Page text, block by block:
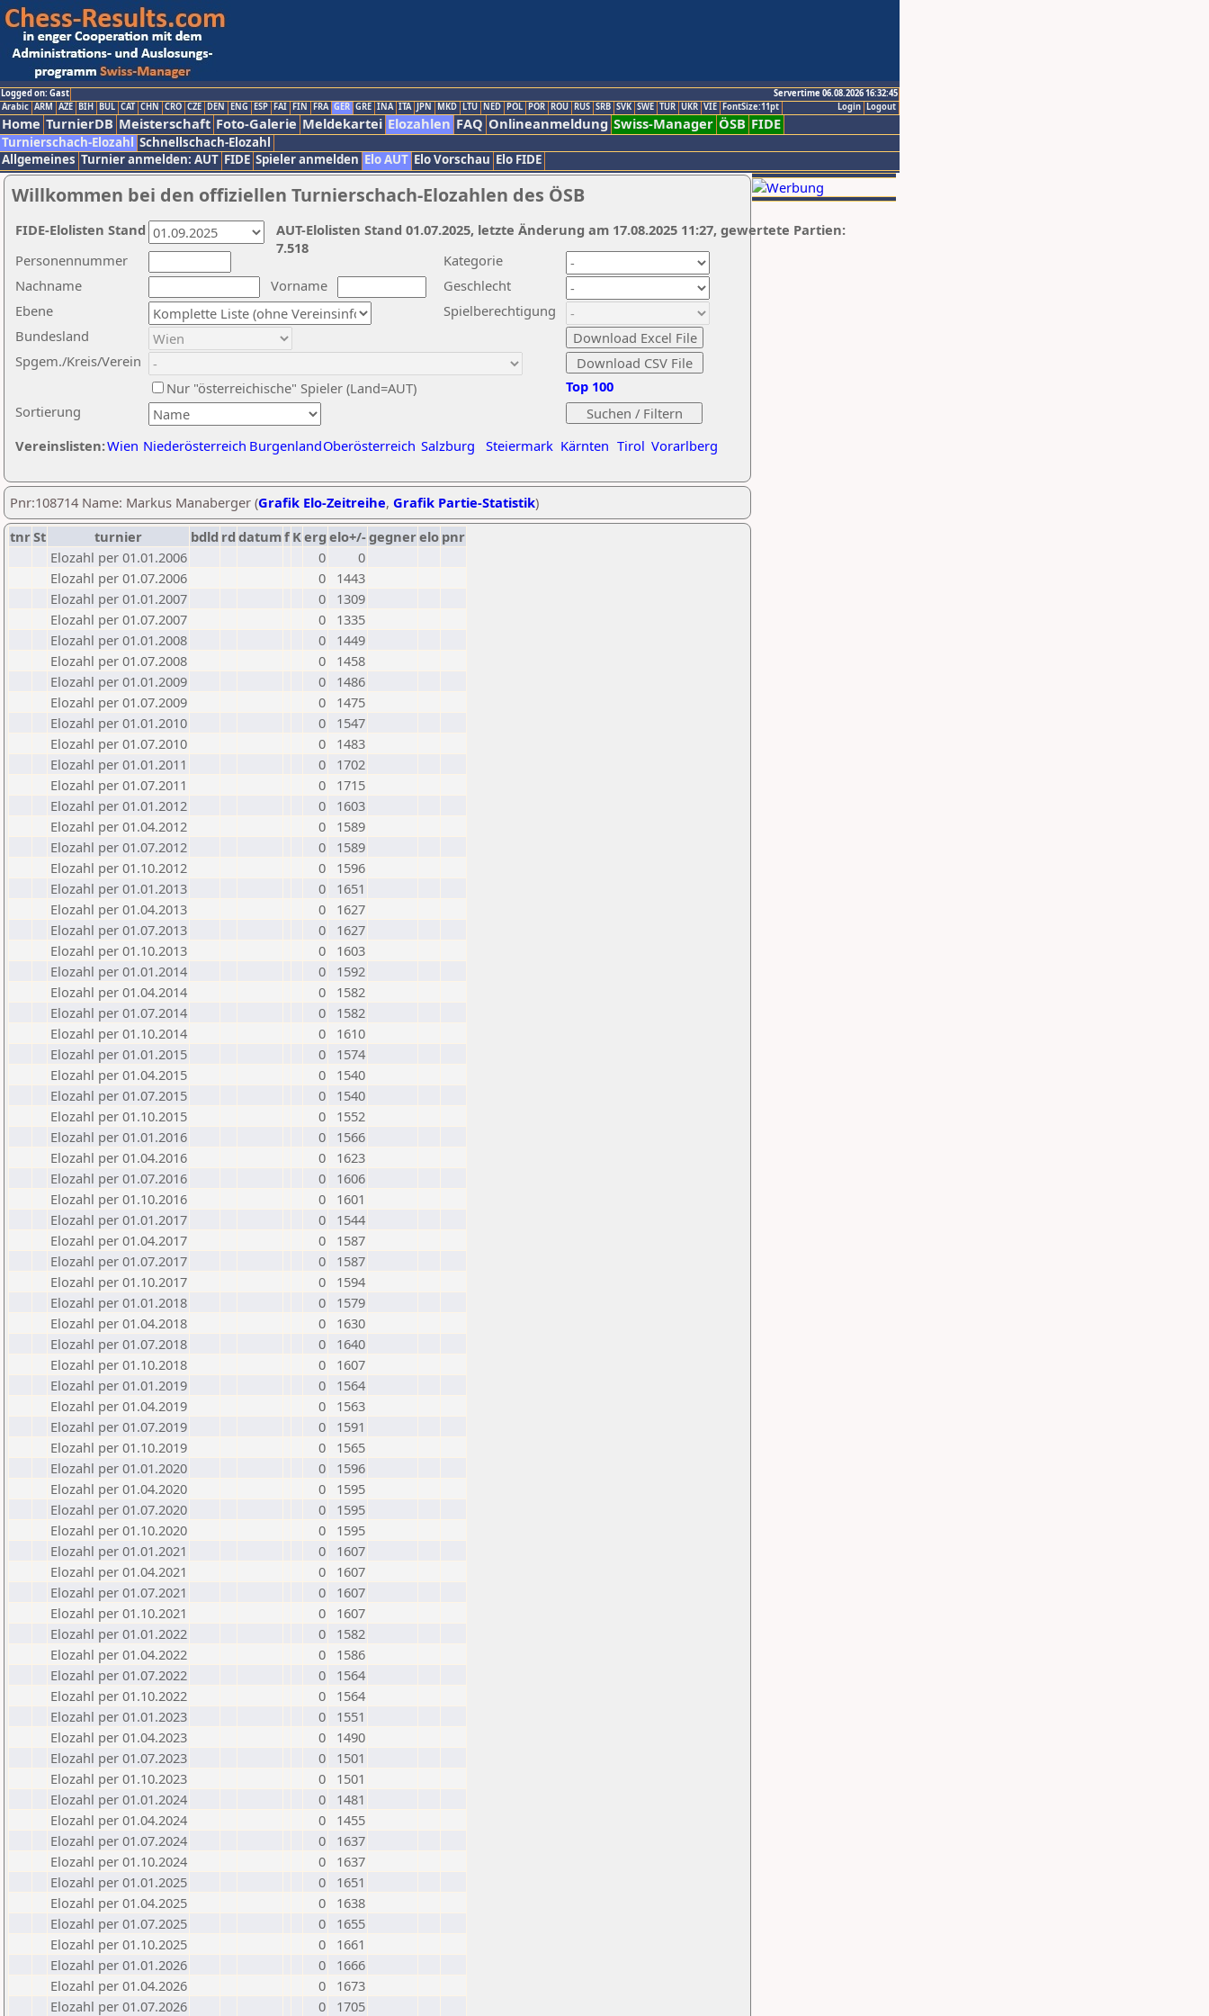
Logged on: Gast
Servertime 06.08.2026 16:32:45
Logout
Login
Arabic ARM AZE BIH BUL CAT CHN CRO CZE DEN ENG ESP FAI FIN FRA GER GRE INA ITA JPN MKD LTU NED POL POR ROU RUS SRB SVK SWE TUR UKR VIE FontSize:11pt
Home TurnierDB Meisterschaft Foto-Galerie Meldekartei Elozahlen FAQ Onlineanmeldung Swiss-Manager ÖSB FIDE
Turnierschach-Elozahl Schnellschach-Elozahl
Allgemeines Turnier anmelden: AUT FIDE Spieler anmelden Elo AUT Elo Vorschau Elo FIDE
Willkommen bei den offiziellen Turnierschach-Elozahlen des ÖSB
Nachname
Vorname
Ebene
Kategorie
Sortierung
Personennummer
Bundesland
Spgem./Kreis/Verein
Geschlecht
Nur "österreichische" Spieler (Land=AUT)
Spielberechtigung
Vereinslisten:Wien Niederösterreich BurgenlandOberösterreich Salzburg Steiermark Kärnten Tirol Vorarlberg
Top 100
AUT-Elolisten Stand 01.07.2025, letzte Änderung am 17.08.2025 11:27, gewertete Partien:
7.518
FIDE-Elolisten Stand
Pnr:108714 Name: Markus Manaberger (Grafik Elo-Zeitreihe, Grafik Partie-Statistik)
tnrSt turnier bdld rd datumf Kerg elo+/-gegnerelo pnr
Elozahl per 01.01.2006
0
0
Elozahl per 01.07.2006
0
1443
Elozahl per 01.01.2007
0
1309
Elozahl per 01.07.2007
0
1335
Elozahl per 01.01.2008
0
1449
Elozahl per 01.07.2008
0
1458
Elozahl per 01.01.2009
0
1486
Elozahl per 01.07.2009
0
1475
Elozahl per 01.01.2010
0
1547
Elozahl per 01.07.2010
0
1483
Elozahl per 01.01.2011
0
1702
Elozahl per 01.07.2011
0
1715
Elozahl per 01.01.2012
0
1603
Elozahl per 01.04.2012
0
1589
Elozahl per 01.07.2012
0
1589
Elozahl per 01.10.2012
0
1596
Elozahl per 01.01.2013
0
1651
Elozahl per 01.04.2013
0
1627
Elozahl per 01.07.2013
0
1627
Elozahl per 01.10.2013
0
1603
Elozahl per 01.01.2014
0
1592
Elozahl per 01.04.2014
0
1582
Elozahl per 01.07.2014
0
1582
Elozahl per 01.10.2014
0
1610
Elozahl per 01.01.2015
0
1574
Elozahl per 01.04.2015
0
1540
Elozahl per 01.07.2015
0
1540
Elozahl per 01.10.2015
0
1552
Elozahl per 01.01.2016
0
1566
Elozahl per 01.04.2016
0
1623
Elozahl per 01.07.2016
0
1606
Elozahl per 01.10.2016
0
1601
Elozahl per 01.01.2017
0
1544
Elozahl per 01.04.2017
0
1587
Elozahl per 01.07.2017
0
1587
Elozahl per 01.10.2017
0
1594
Elozahl per 01.01.2018
0
1579
Elozahl per 01.04.2018
0
1630
Elozahl per 01.07.2018
0
1640
Elozahl per 01.10.2018
0
1607
Elozahl per 01.01.2019
0
1564
Elozahl per 01.04.2019
0
1563
Elozahl per 01.07.2019
0
1591
Elozahl per 01.10.2019
0
1565
Elozahl per 01.01.2020
0
1596
Elozahl per 01.04.2020
0
1595
Elozahl per 01.07.2020
0
1595
Elozahl per 01.10.2020
0
1595
Elozahl per 01.01.2021
0
1607
Elozahl per 01.04.2021
0
1607
Elozahl per 01.07.2021
0
1607
Elozahl per 01.10.2021
0
1607
Elozahl per 01.01.2022
0
1582
Elozahl per 01.04.2022
0
1586
Elozahl per 01.07.2022
0
1564
Elozahl per 01.10.2022
0
1564
Elozahl per 01.01.2023
0
1551
Elozahl per 01.04.2023
0
1490
Elozahl per 01.07.2023
0
1501
Elozahl per 01.10.2023
0
1501
Elozahl per 01.01.2024
0
1481
Elozahl per 01.04.2024
0
1455
Elozahl per 01.07.2024
0
1637
Elozahl per 01.10.2024
0
1637
Elozahl per 01.01.2025
0
1651
Elozahl per 01.04.2025
0
1638
Elozahl per 01.07.2025
0
1655
Elozahl per 01.10.2025
0
1661
Elozahl per 01.01.2026
0
1666
Elozahl per 01.04.2026
0
1673
Elozahl per 01.07.2026
0 1705